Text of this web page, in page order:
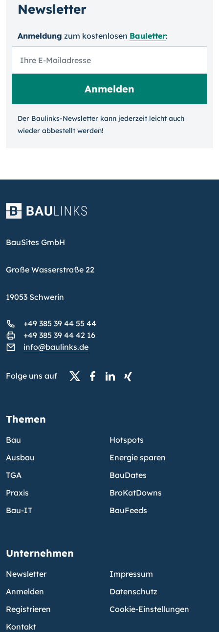
Newsletter
Anmeldung zum kosten­losen Bauletter:
Der Baulinks-Newsletter kann jeder­zeit leicht auch
wieder ab­bestellt werden!
BauSites GmbH
Große Wasserstraße 22
19053 Schwerin
+49 385 39 44 55 44
+49 385 39 44 42 16
info@baulinks.de
Folge uns auf
Themen
Bau
Ausbau
TGA
Praxis
Bau-IT
Hotspots
Energie sparen
BauDates
BroKatDowns
BauFeeds
Unternehmen
Newsletter
Anmelden
Registrieren
Kontakt
Impressum
Datenschutz
Cookie-Einstellungen